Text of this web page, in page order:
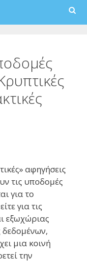
Search
αφηγήσεις
τις υποδομές
για το
για τις
εξωχώριας
μια κοινή
την